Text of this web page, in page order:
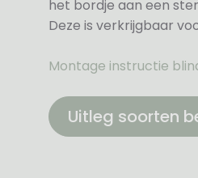
het bordje aan een
Deze is verkrijgbaar
Montage instructie
Uitleg soorten